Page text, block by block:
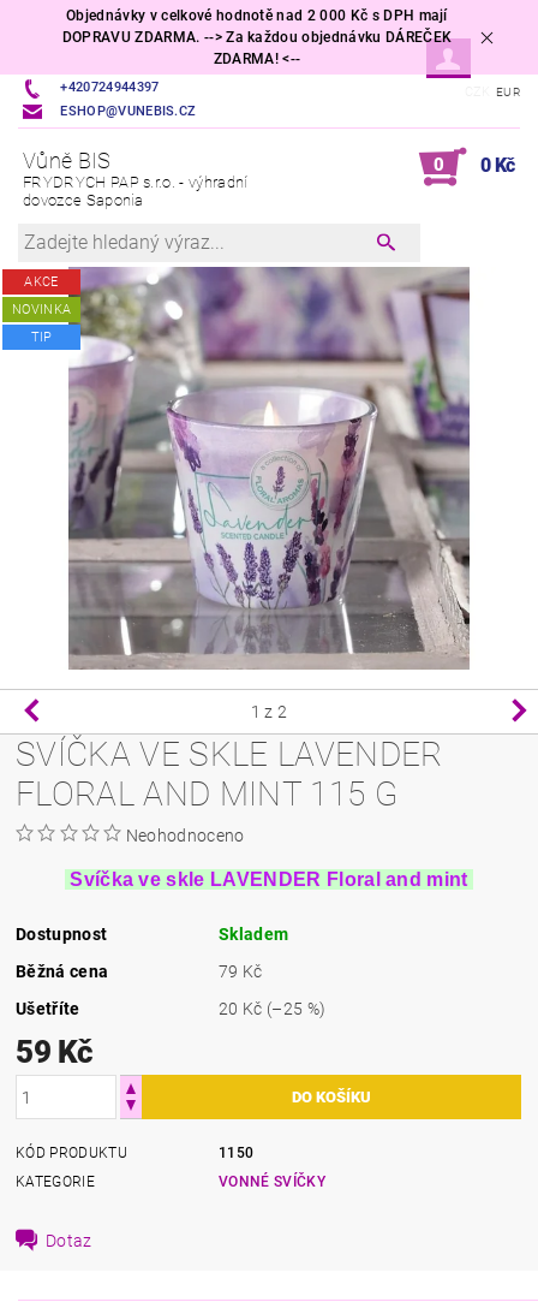
Objednávky v celkové hodnotě nad 2 000 Kč s DPH mají
DOPRAVU ZDARMA. --> Za každou objednávku DÁREČEK
ZDARMA! <--
+420724944397
ESHOP@VUNEBIS.CZ
EUR
Vůně BIS
FRYDRYCH PAP s.r.o. - výhradní
dovozce Saponia
0 0 Kč
AKCE
NOVINKA
TIP
1 z 2
SVÍČKA VE SKLE LAVENDER
FLORAL AND MINT 115 G
Neohodnoceno
Svíčka ve skle LAVENDER Floral and mint
Dostupnost
Skladem
Běžná cena
79 Kč
Ušetříte
20 Kč (–25 %)
59 Kč
KÓD PRODUKTU
1150
KATEGORIE
VONNÉ SVÍČKY
Dotaz